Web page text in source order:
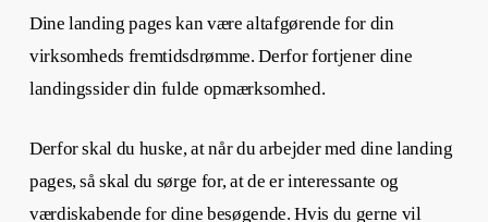
Dine landing pages kan være altafgørende for din
virksomheds fremtidsdrømme. Derfor fortjener dine
landingssider din fulde opmærksomhed.
Derfor skal du huske, at når du arbejder med dine landing
pages, så skal du sørge for, at de er interessante og
værdiskabende for dine besøgende. Hvis du gerne vil